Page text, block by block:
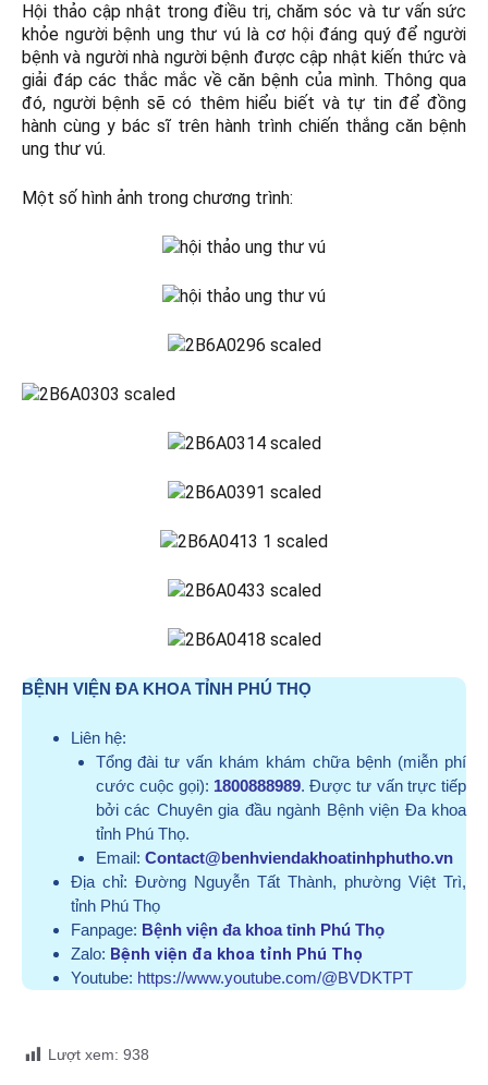
Hội thảo cập nhật trong điều trị, chăm sóc và tư vấn sức
khỏe người bệnh ung thư vú là cơ hội đáng quý để người
bệnh và người nhà người bệnh được cập nhật kiến thức và
giải đáp các thắc mắc về căn bệnh của mình. Thông qua
đó, người bệnh sẽ có thêm hiểu biết và tự tin để đồng
hành cùng y bác sĩ trên hành trình chiến thắng căn bệnh
ung thư vú.
Một số hình ảnh trong chương trình:
BỆNH VIỆN ĐA KHOA TỈNH PHÚ THỌ
Liên hệ:
Tổng đài tư vấn khám khám chữa bệnh (miễn phí
cước cuộc gọi): 1800888989. Được tư vấn trực tiếp
bởi các Chuyên gia đầu ngành Bệnh viện Đa khoa
tỉnh Phú Thọ.
Email: Contact@benhviendakhoatinhphutho.vn
Địa chỉ: Đường Nguyễn Tất Thành, phường Việt Trì,
tỉnh Phú Thọ
Fanpage: Bệnh viện đa khoa tỉnh Phú Thọ
Zalo: Bệnh viện đa khoa tỉnh Phú Thọ
Youtube: https://www.youtube.com/@BVDKTPT
Lượt xem: 938